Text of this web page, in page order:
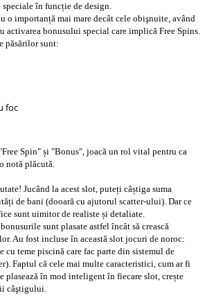
speciale în funcție de design.
o importanță mai mare decât cele obişnuite, având
activarea bonusului special care implică Free Spins.
păsărilor sunt:
foc
Spin" și "Bonus", joacă un rol vital pentru ca
notă plăcută.
Jucând la acest slot, puteți câștiga suma
de bani (dooară cu ajutorul scatter-ului). Dar ce
sunt uimitor de realiste și detaliate.
sunt plasate astfel încât să crească
Au fost incluse în această slot jocuri de noroc:
cu teme piscină care fac parte din sistemul de
Faptul că cele mai multe caracteristici, cum ar fi
plasează în mod inteligent în fiecare slot, crește
câştigului.